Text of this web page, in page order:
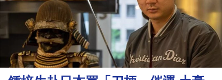
投
樓
市
理